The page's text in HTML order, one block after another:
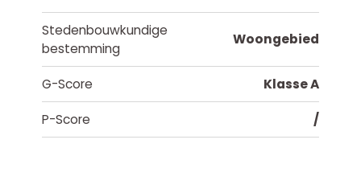
Stedenbouwkundige
bestemming
Woongebied
G-Score Klasse A
P-Score /